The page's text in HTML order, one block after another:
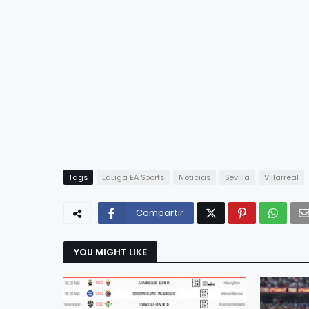
Tags LaLiga EA Sports Noticias Sevilla Villarreal
Compartir
YOU MIGHT LIKE